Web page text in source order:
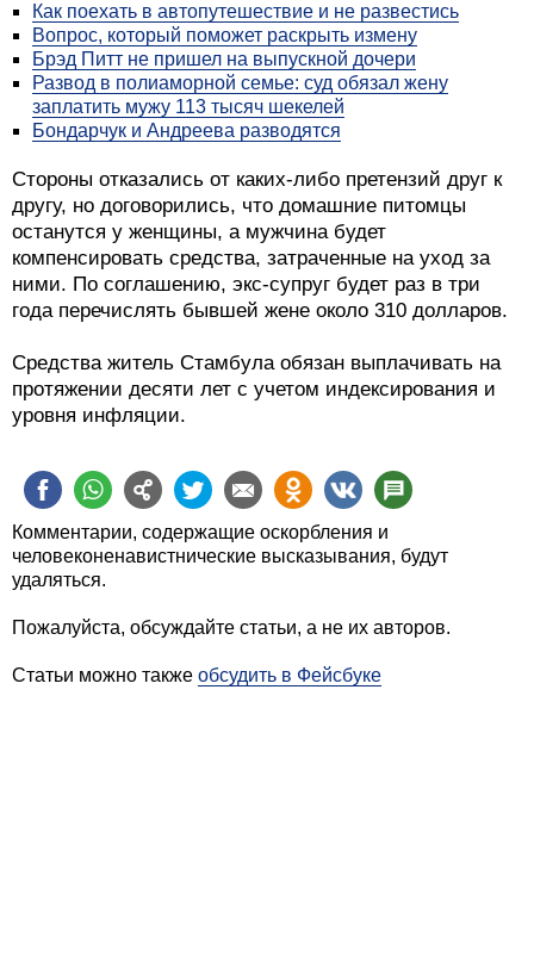
Как поехать в автопутешествие и не развестись
Вопрос, который поможет раскрыть измену
Брэд Питт не пришел на выпускной дочери
Развод в полиаморной семье: суд обязал жену
заплатить мужу 113 тысяч шекелей
Бондарчук и Андреева разводятся
Стороны отказались от каких-либо претензий друг к
другу, но договорились, что домашние питомцы
останутся у женщины, а мужчина будет
компенсировать средства, затраченные на уход за
ними. По соглашению, экс-супруг будет раз в три
года перечислять бывшей жене около 310 долларов.
Средства житель Стамбула обязан выплачивать на
протяжении десяти лет с учетом индексирования и
уровня инфляции.
Комментарии, содержащие оскорбления и
человеконенавистнические высказывания, будут
удаляться.
Пожалуйста, обсуждайте статьи, а не их авторов.
Статьи можно также обсудить в Фейсбуке